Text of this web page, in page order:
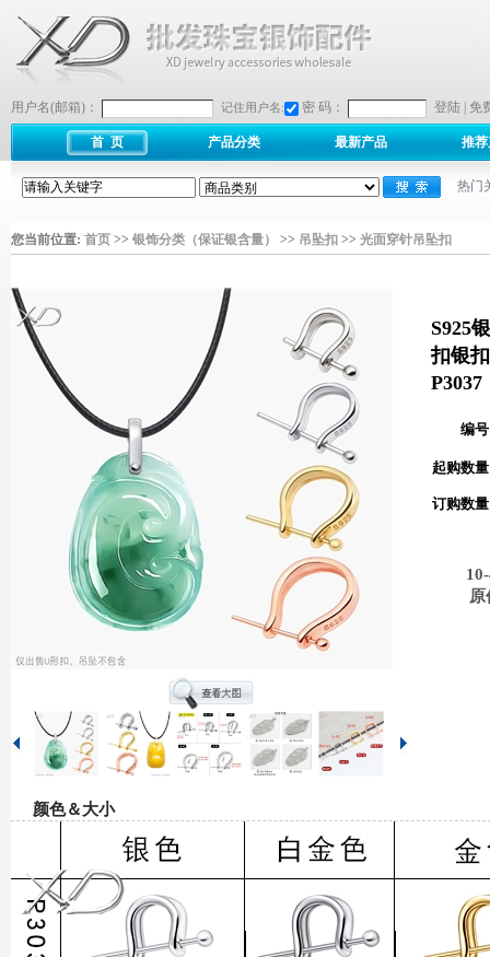
用户名(邮箱)： 记住用户名: 密 码： 登陆 免
首 页 产品分类 最新产品 推
热门
您当前位置: 首页 >> 银饰分类（保证银含量） >> 吊坠扣 >> 光面穿针吊坠扣
S925
扣银
P3037
编
起购数
订购数
原
颜色＆大小